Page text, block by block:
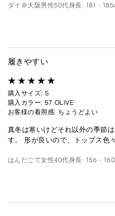
ダイ＠大阪 男性50代身長: 181 -
履きやすい
購入サイズ: S
購入カラー: 57 OLIVE
お客様の着用感: ちょうどよい
真冬は寒いけどそれ以外の季節
す。 形が良いので、トップス色
はんだごて女性40代身長: 156 -